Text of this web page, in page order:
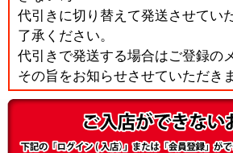
代引きに切り替えて発送させてい
了承ください。
代引きで発送する場合はご登録の
その旨をお知らせさせていただきま